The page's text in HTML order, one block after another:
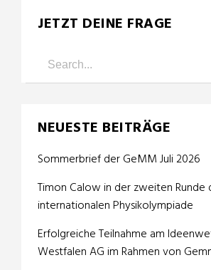
JETZT DEINE FRAGE
NEUESTE BEITRÄGE
Sommerbrief der GeMM Juli 2026
Timon Calow in der zweiten Runde
internationalen Physikolympiade
Erfolgreiche Teilnahme am
Westfalen AG im Rahmen von